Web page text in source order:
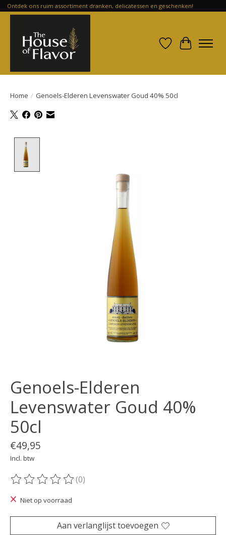
Ontdek ons ruim assortiment dranken, delicatessen en geschenken!
Verlanglijst
Home / Genoels-Elderen Levenswater Goud 40% 50cl
Genoels-Elderen
Levenswater Goud 40%
50cl
€49,95
Incl. btw
De beoordeling van dit product is
(0)
Niet op voorraad
Aan verlanglijst toevoegen